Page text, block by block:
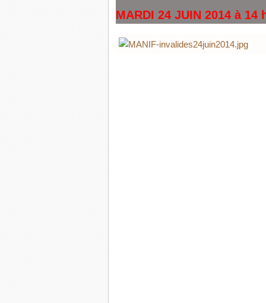
MARDI 24 JUIN 2014 à 14